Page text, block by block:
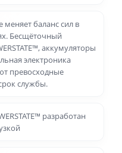
баланс сил в
Бесщёточный
аккумуляторы
электроника
превосходные
службы.
разработан